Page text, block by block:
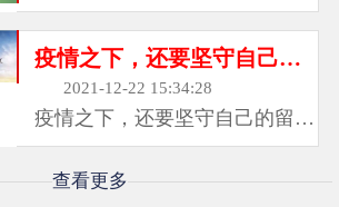
学日语问题
日本留学
日语招聘
前突击？高效学习？舒适办公？
我们为想要一个舒适，安静，高
效学习环境与氛围的你，打造了
一个共享自习室！环境空间 :独
立教室、大会议室、清新的绿萝
心服务 :免费高速Wifi、免费热
疫情之下，还要坚守自己的留学梦吗？
2021-12-22 15:34:28
疫情之下，还要坚守自己的留学
梦吗？一场突如其来席卷全世界
的新冠疫情，对咱们的留学观
查看更多